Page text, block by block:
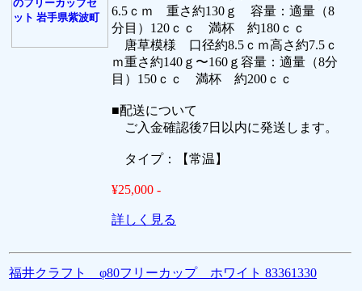
6.5ｃｍ 重さ約130ｇ 容量：適量（8
分目）120ｃｃ 満杯 約180ｃｃ
唐草模様 口径約8.5ｃｍ高さ約7.5ｃ
ｍ重さ約140ｇ〜160ｇ容量：適量（8分
目）150ｃｃ 満杯 約200ｃｃ
■配送について
ご入金確認後7日以内に発送します。
タイプ：【常温】
¥25,000 -
詳しく見る
福井クラフト φ80フリーカップ ホワイト 83361330